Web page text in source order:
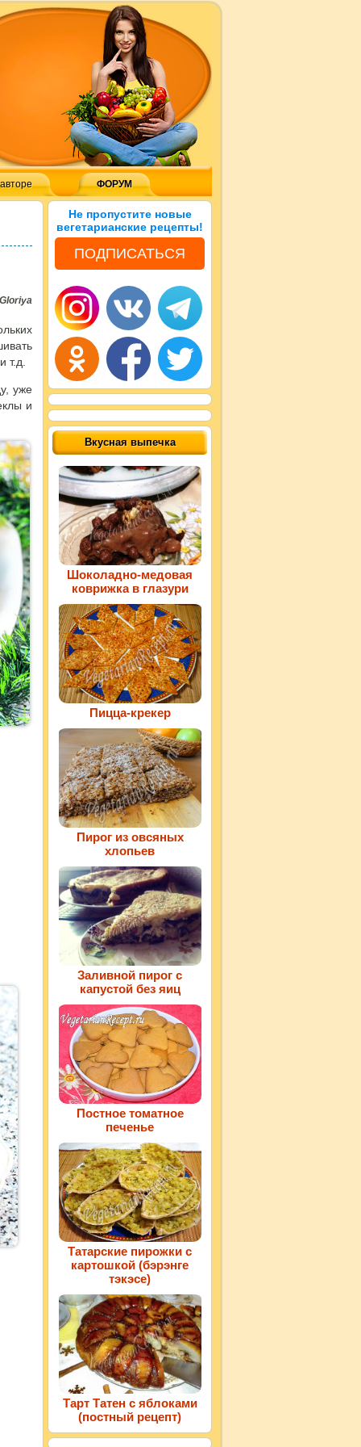
ФОРУМ
Gloriya
т.д.
уже
и
Не пропустите новые
вегетарианские рецепты!
ПОДПИСАТЬСЯ
Вкусная выпечка
Шоколадно-медовая
коврижка в глазури
Пицца-крекер
Пирог из овсяных
хлопьев
Заливной пирог с
капустой без яиц
Постное томатное
печенье
Татарские пирожки с
картошкой (бэрэнге
тэкэсе)
Тарт Татен с яблоками
(постный рецепт)